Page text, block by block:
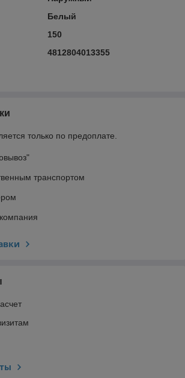
Белый
150
4812804013355
только по предоплате.
транспортом